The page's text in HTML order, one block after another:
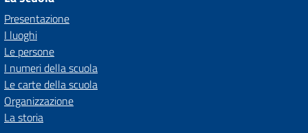
Presentazione
I luoghi
Le persone
I numeri della scuola
Le carte della scuola
Organizzazione
La storia